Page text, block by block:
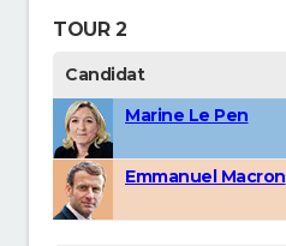
TOUR 2
Candidat
Marine Le Pen
Emmanuel Macron